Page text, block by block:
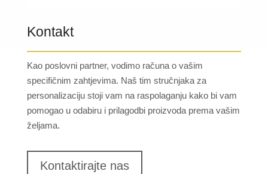
Kontakt
Kao poslovni partner, vodimo računa o vašim
specifičnim zahtjevima. Naš tim stručnjaka za
personalizaciju stoji vam na raspolaganju kako bi vam
pomogao u odabiru i prilagodbi proizvoda prema vašim
željama.
Kontaktirajte nas